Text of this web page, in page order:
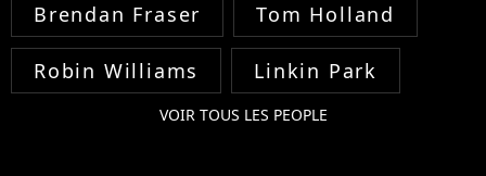
Brendan Fraser Tom Holland
Robin Williams Linkin Park
VOIR TOUS LES PEOPLE